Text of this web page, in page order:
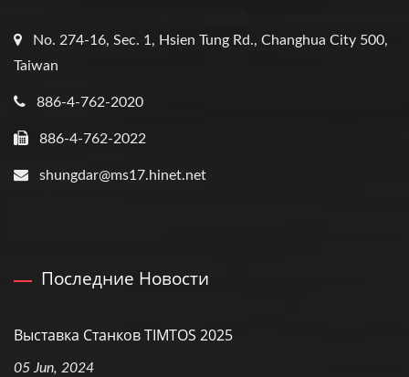
No. 274-16, Sec. 1, Hsien Tung Rd., Changhua City 500,
Taiwan
886-4-762-2020
886-4-762-2022
shungdar@ms17.hinet.net
Последние Новости
Выставка Станков TIMTOS 2025
05 Jun, 2024